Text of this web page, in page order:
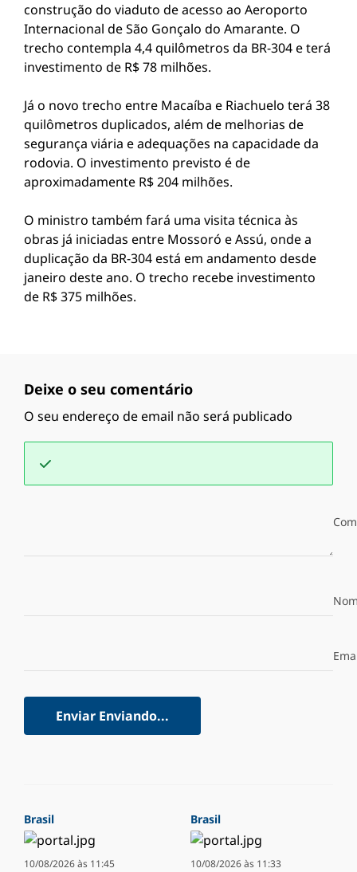
construção do viaduto de acesso ao Aeroporto
Internacional de São Gonçalo do Amarante. O
trecho contempla 4,4 quilômetros da BR-304 e terá
investimento de R$ 78 milhões.
Já o novo trecho entre Macaíba e Riachuelo terá 38
quilômetros duplicados, além de melhorias de
segurança viária e adequações na capacidade da
rodovia. O investimento previsto é de
aproximadamente R$ 204 milhões.
O ministro também fará uma visita técnica às
obras já iniciadas entre Mossoró e Assú, onde a
duplicação da BR-304 está em andamento desde
janeiro deste ano. O trecho recebe investimento
de R$ 375 milhões.
Deixe o seu comentário
O seu endereço de email não será publicado
Enviar Enviando...
Brasil
10/08/2026 às 11:45
Brasil
10/08/2026 às 11:33